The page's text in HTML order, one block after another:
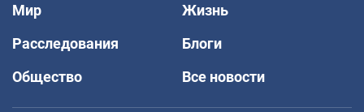
Мир
Жизнь
Расследования
Блоги
Общество
Все новости